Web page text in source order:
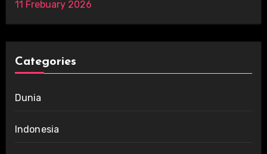
11 Frebuary 2026
Categories
Dunia
Indonesia